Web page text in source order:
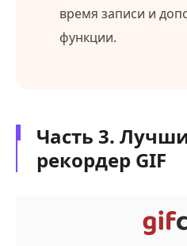
время записи и
функции.
Часть 3.
рекордер GIF